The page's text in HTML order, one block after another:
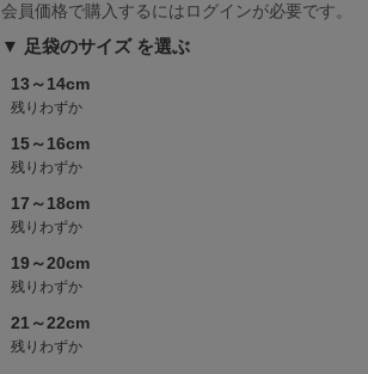
会員価格で購入するにはログインが必要です。
足袋のサイズ
13～14cm
残りわずか
15～16cm
残りわずか
17～18cm
残りわずか
19～20cm
残りわずか
21～22cm
残りわずか